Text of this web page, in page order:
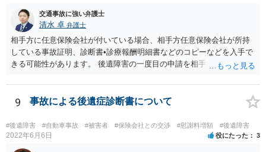
交通事故に強い弁護士
清水 卓 弁護士
相手方に任意保険会社が付いている場合、相手方任意保険会社が所持
している事故証明、診断書•診療報酬明細書などのコピーなどを入手で
きる可能性があります。 後遺障害の一度目の申請を相手方任意保険会
果と認定理由書も相手方任意保険会社から入手できる可能性がありま
す。 これらが難しくても、通院していた病院のカルテを取り付けるこ
と等で代替が可能な場合もあります。 事故からどの程度期間が経過し
ているがが定かではありませんが、昨年４月から既に１年半年程度経
過しており、時効なども意識しながら対応をしておきたいところで
す。 待っていても事態が打開しない可能性もあるため、依頼の対応が
9 事故による後遺症診断書について
#後遺障害 #自動車事故 #被害者 #保険会社との交渉 #慰謝料増額 #後遺障害
2022年6月6日 役にたった 3